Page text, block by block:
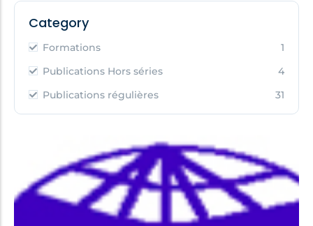
Category
Formations
1
Publications Hors séries
4
Publications régulières
31